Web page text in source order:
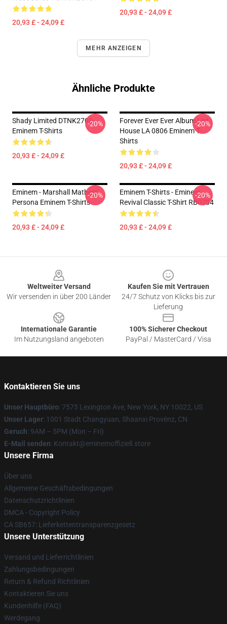
20,93 £ - 24,09 £
20,93 £ - 24,09 £
MEHR ANZEIGEN
Ähnliche Produkte
Shady Limited DTNK2705
Eminem T-Shirts
20,93 £ - 24,09 £
-20%
Forever Ever Ever Album List
House LA 0806 Eminem T-
Shirts
20,93 £ - 24,09 £
-20%
Eminem - Marshall Mathers'
Persona Eminem T-Shirts
20,93 £ - 24,09 £
-20%
Eminem T-Shirts - Eminem
Revival Classic T-Shirt RB0704
20,93 £ - 24,09 £
-20%
Weltweiter Versand
Wir versenden in über 200 Länder
Kaufen Sie mit Vertrauen
24/7 Schutz von Klicks bis zur
Lieferung
Internationale Garantie
Im Nutzungsland angeboten
100% Sicherer Checkout
PayPal / MasterCard / Visa
Kontaktieren Sie uns
Unser Hauptbüro: 7575 Lexington Ave, New York, NY 10022, US
Unser Lager: 1001 Stadt Changyuan, Shaanxi Provënz, CN
Geruch: 9AM – 5PM (Mon – Fri)
E-Mail senden: Kontakt@eminemoffiziell.store
Unsere Firma
Über uns
Allgemeine Geschäftsbedingungen
Datenschutzrichtlinien
DMCA - Copyright Policy
CA SB657: Lieferkettentransparenzgesetz
Unsere Unterstützung
Versand und Lieferrichtlinien
Zahlungsbedingungen
Return & Refund Richtlinien
Kontaktieren Sie uns
Kundenhilfe (FAQ)
Werdegang